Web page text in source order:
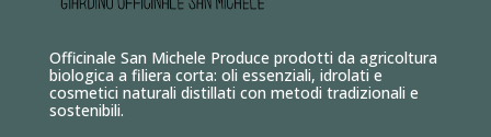
Officinale San Michele Produce prodotti da agricoltura
biologica a filiera corta: oli essenziali, idrolati e
cosmetici naturali distillati con metodi tradizionali e
sostenibili.